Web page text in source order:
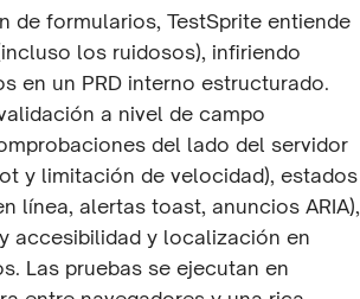
de formularios, TestSprite entiende
los ruidosos), infiriendo
en un PRD interno estructurado.
a nivel de campo
del lado del servidor
y limitación de velocidad), estados
línea, alertas toast, anuncios ARIA),
accesibilidad y localización en
Las pruebas se ejecutan en